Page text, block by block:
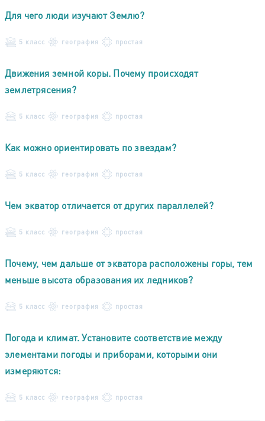
Для чего люди изучают Землю?
5 класс география простая
Движения земной коры. Почему происходят
землетрясения?
5 класс география простая
Как можно ориентировать по звездам?
5 класс география простая
Чем экватор отличается от других параллелей?
5 класс география простая
Почему, чем дальше от экватора расположены горы, тем
меньше высота образования их ледников?
5 класс география простая
Погода и климат. Установите соответствие между
элементами погоды и приборами, которыми они
измеряются:
5 класс география простая